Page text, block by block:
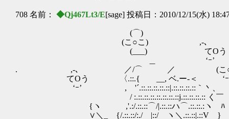
708 名前： ◆Qj467Lt3/E[sage] 投稿日：2010/12/15(水)
(⌒)
(こ○こ) ,-､
(___) てOう
＿ ‘ｰ’
. ,-､ ／/⌒ ／ (こ○
てOう 〈.::.{ __, ベ.ー-＜ ‘ｰﾍ
‘ｰ’ ,ゝ'´.::.::.::.::.::|.::.::.::.::｀丶、
/ :.::.::.::.::.::.::.::j.::.::.::.:: く￣
{ヽ ,'.:/.::.::⌒/|.::.::ハ⌒.::.::.:ヽ ﾊ
∨＼_ {/.::.::/:./ |::/ ヽ＼.::.::|.::V }